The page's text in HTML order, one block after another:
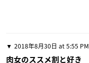
2018年8月30日 at 5:55 PM
肉女のススメ割と好き